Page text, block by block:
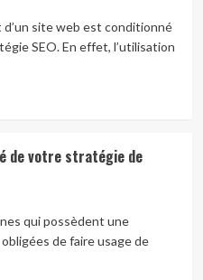
site web est conditionné
SEO. En effet, l’utilisation
de votre stratégie de
qui possèdent une
de faire usage de